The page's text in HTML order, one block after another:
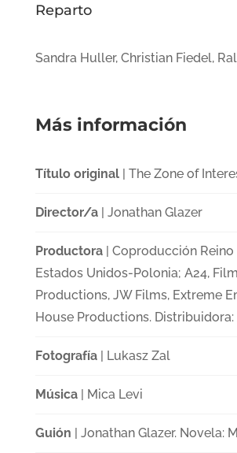
Reparto
Sandra Huller, Christian Fiedel,
Más información
Título original| The Zone of
Director/a| Jonathan Glazer
Productora| Coproducción Reino
Estados Unidos-Polonia; A24,
Productions, JW Films, Extreme
House Productions. Distribuidora:
Fotografía| Lukasz Zal
Música| Mica Levi
Guión | Jonathan Glazer. Novela: